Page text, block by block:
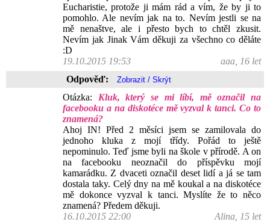
Eucharistie, protože ji mám rád a vím, že by ji to
pomohlo. Ale nevím jak na to. Nevím jestli se na
mě nenaštve, ale i přesto bych to chtěl zkusit.
Nevím jak Jinak Vám děkuji za všechno co děláte
:D
19.10.2015 19:53
aaa, 16 let
Odpověď:
Otázka: Kluk, který se mi líbí, mě označil na
facebooku a na diskotéce mě vyzval k tanci. Co to
znamená?
Ahoj IN! Před 2 měsíci jsem se zamilovala do
jednoho kluka z mojí třídy. Pořád to ještě
nepominulo. Teď jsme byli na škole v přírodě. A on
na facebooku neoznačil do příspěvku mojí
kamarádku. Z dvaceti označil deset lidí a já se tam
dostala taky. Celý dny na mě koukal a na diskotéce
mě dokonce vyzval k tanci. Myslíte že to něco
znamená? Předem děkuji.
16.10.2015 22:00
Alina, 15 let